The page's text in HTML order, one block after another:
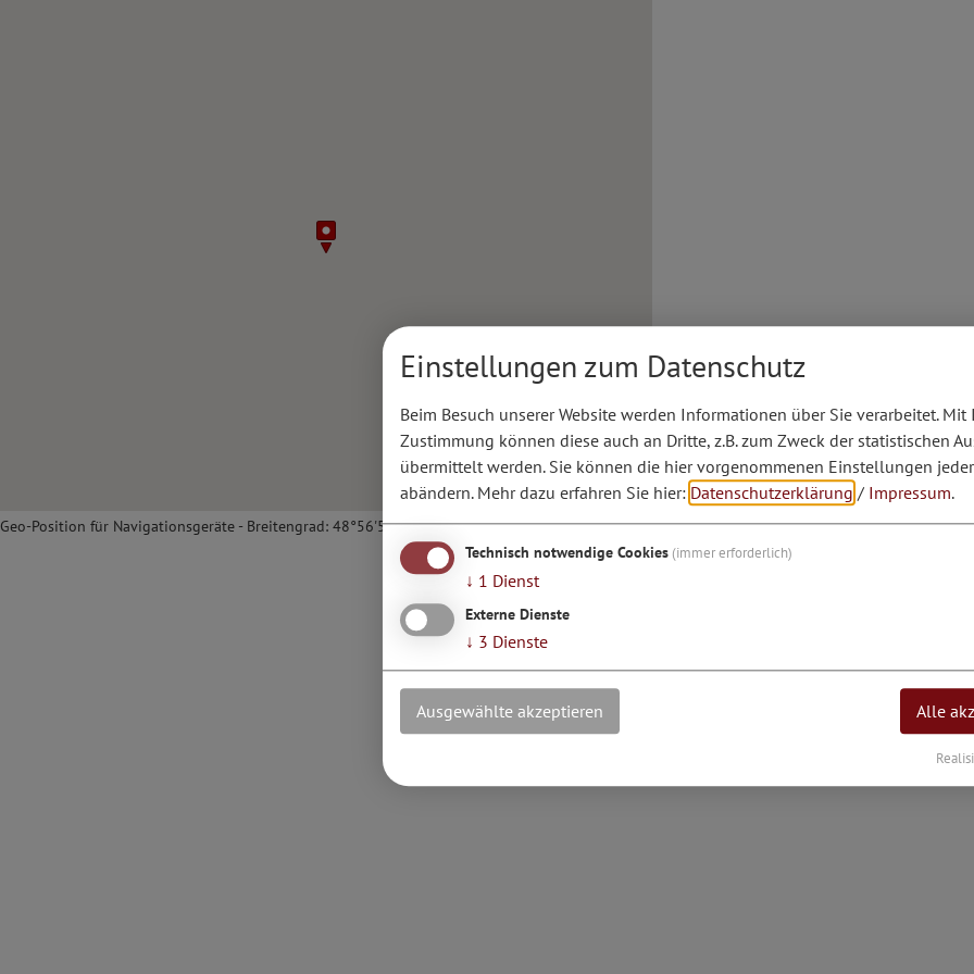
Geo-Position für Navigationsgeräte - Breitengrad: 48°56'59.69''N / Längengrad: 11°23'35.8''E
Einstellungen zum Datenschutz
Beim Besuch unserer Website werden Informationen über Sie verarbeitet. Mit
Zustimmung können diese auch an Dritte, z.B. zum Zweck der statistischen
übermittelt werden. Sie können die hier vorgenommenen Einstellungen
abändern. Mehr dazu erfahren Sie hier: Datenschutzerklärung / Impressum.
Technisch notwendige Cookies (immer erforderlich)
↓ 1 Dienst
Externe Dienste
↓ 3 Dienste
Ausgewählte akzeptieren Alle